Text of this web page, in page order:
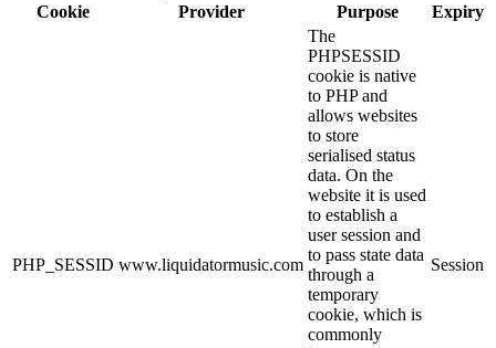
Cookie
Provider Purpose Expiry
PHP_SESSID www.liquidatormusic.com
The
PHPSESSID
cookie is native
to PHP and
allows websites
to store
serialised status
data. On the
website it is used
to establish a
user session and
to pass state data
through a
temporary
cookie, which is
commonly
Session